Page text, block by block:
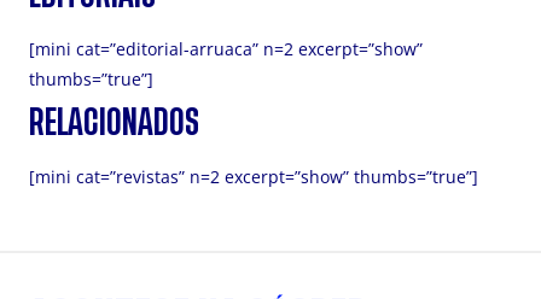
[mini cat=”editorial-arruaca” n=2 excerpt=”show”
thumbs=”true”]
RELACIONADOS
[mini cat=”revistas” n=2 excerpt=”show” thumbs=”true”]